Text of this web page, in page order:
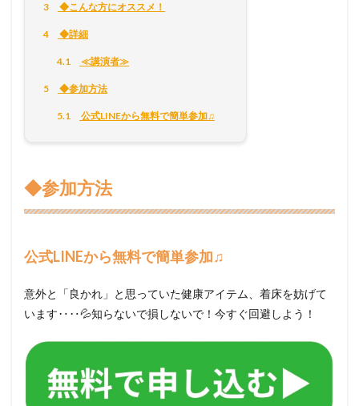
3 ◆こんな方にオススメ！
4 ◆詳細
4.1 ≪講演者≫
5 ◆参加方法
5.1 公式LINEから無料で簡単参加♫
◆参加方法
公式LINEから無料で簡単参加♫
意外と「良かれ」と思っていた健康アイテム、着床を妨げて
います‥‥💦知らないで損しないで！今すぐ回避しよう！